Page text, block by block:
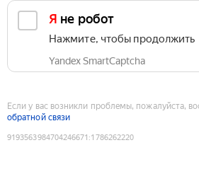
Я не робот
Нажмите, чтобы продолжить
Yandex SmartCaptcha
Если у вас возникли проблемы, пожалуйста,
обратной связи
9193563984704246671 :1786262220